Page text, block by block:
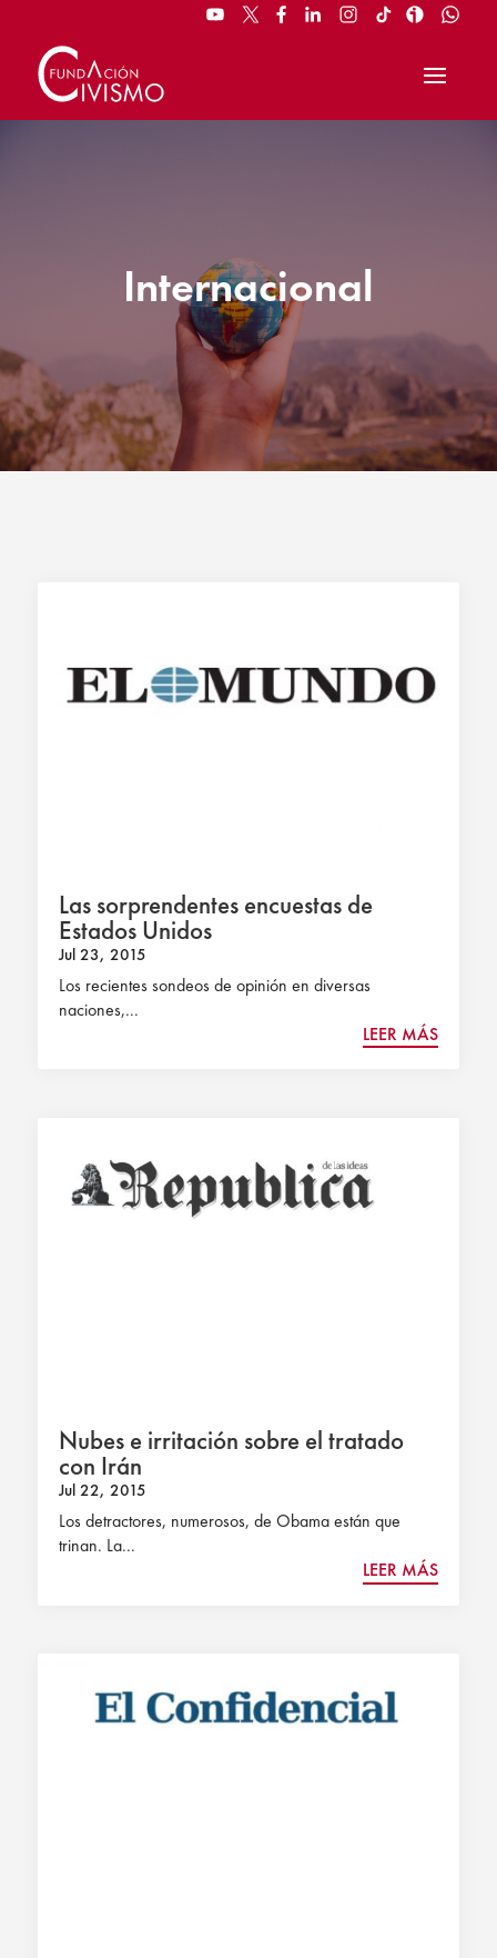
Internacional
Las sorprendentes encuestas de
Estados Unidos
Jul 23, 2015
Los recientes sondeos de opinión en diversas
naciones,...
LEER MÁS
Nubes e irritación sobre el tratado
con Irán
Jul 22, 2015
Los detractores, numerosos, de Obama están que
trinan. La...
LEER MÁS